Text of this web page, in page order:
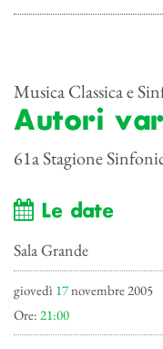
Musica Classica e
Autori
61a Stagione
Le date
Sala Grande
giovedì 17novembre 2005
Ore: 21:00